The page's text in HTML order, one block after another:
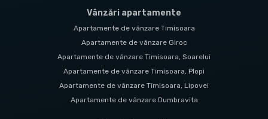
Vânzări apartamente
Apartamente de vânzare Timisoara
Apartamente de vânzare Giroc
Apartamente de vânzare Timisoara, Soarelui
Apartamente de vânzare Timisoara, Plopi
Apartamente de vânzare Timisoara, Lipovei
Apartamente de vânzare Dumbravita